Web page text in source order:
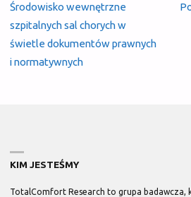
Środowisko wewnętrzne
szpitalnych sal chorych w
świetle dokumentów prawnych
i normatywnych
KIM JESTEŚMY
TotalComfort Research to grupa badawcza,